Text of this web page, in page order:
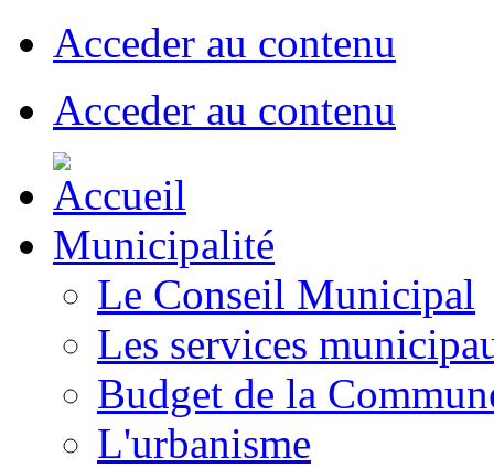
Acceder au contenu
Acceder au contenu
Municipalité
Le Conseil Municipal
Les services
Budget de la
L'urbanisme